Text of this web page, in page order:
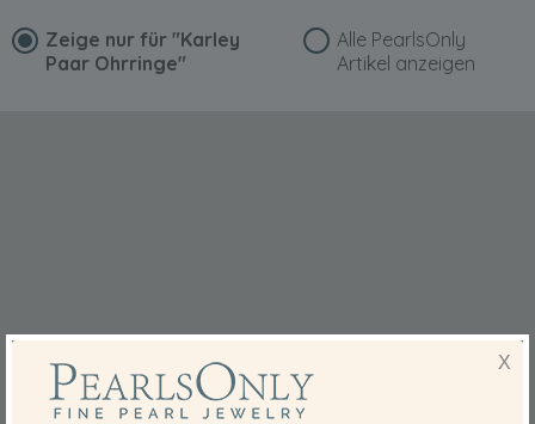
Zeige nur für "Karley
Paar Ohrringe"
Alle PearlsOnly
Artikel anzeigen
X